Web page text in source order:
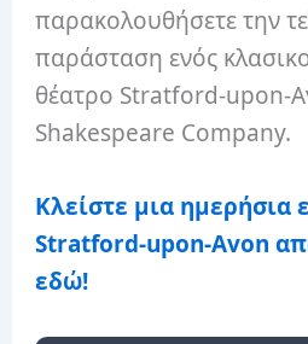
παρακολουθήσετε την
παράσταση ενός
θέατρο Stratford-upon-
Shakespeare Company.
Κλείστε μια ημερήσια
Stratford-upon-Avon
εδώ!